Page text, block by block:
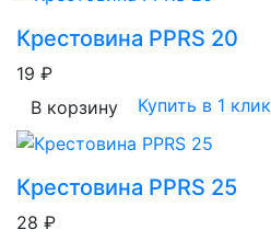
Крестовина PPRS 20
19 ₽
В корзину
Купить в 1 клик
Крестовина PPRS 25
28 ₽